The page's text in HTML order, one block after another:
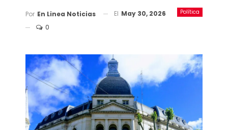
Política
Por En Linea Noticias El May 30, 2026
0